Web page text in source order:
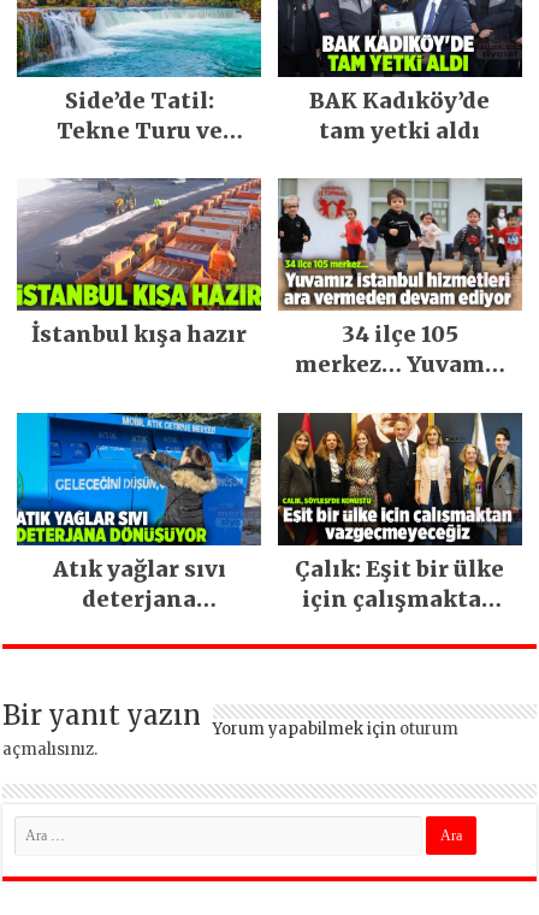
Side’de Tatil:
Tekne Turu ve
BAK Kadıköy’de
tam yetki aldı
İstanbul kışa hazır
34 ilçe 105
merkez… Yuvamız
ara vermeden
devam ediyor
Atık yağlar sıvı
deterjana
Çalık: Eşit bir ülke
için çalışmaktan
Bir yanıt yazın Yorum yapabilmek için oturum
açmalısınız.